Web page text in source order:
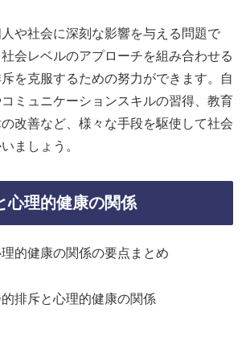
や社会に深刻な影響を与える問題で
会レベルのアプローチを組み合わせる
を克服するための努力ができます。自
ミュニケーションスキルの習得、教育
改善など、様々な手段を駆使して社会
ましょう。
心理的健康の関係